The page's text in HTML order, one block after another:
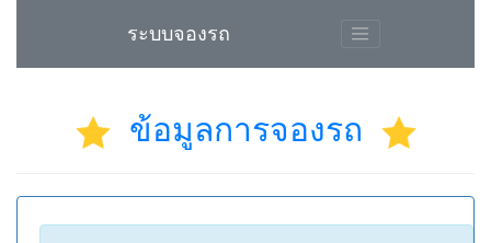
ระบบจองรถ
ข้อมูลการจองรถ